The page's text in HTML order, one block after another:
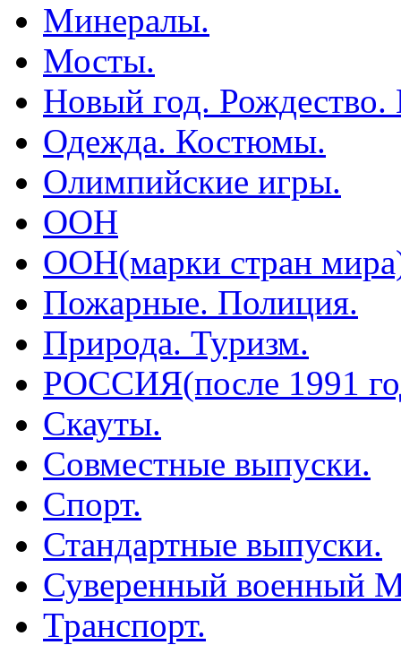
Минералы.
Мосты.
Новый год. Рождество.
Одежда. Костюмы.
Олимпийские игры.
ООН
ООН(марки стран
Пожарные. Полиция.
Природа. Туризм.
РОССИЯ(после 1991
Скауты.
Совместные выпуски.
Спорт.
Стандартные выпуски.
Суверенный военный
Транспорт.